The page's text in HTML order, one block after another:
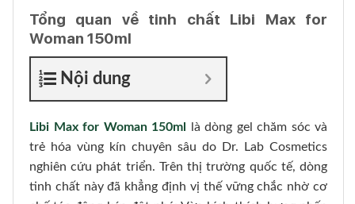
Tổng quan về tinh chất Libi Max for
Woman 150ml
Nội dung
Libi Max for Woman 150ml
là dòng gel chăm sóc và
trẻ hóa vùng kín chuyên sâu do Dr. Lab Cosmetics
nghiên cứu phát triển. Trên thị trường quốc tế, dòng
tinh chất này đã khẳng định vị thế vững chắc nhờ cơ